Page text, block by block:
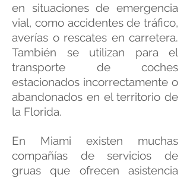
en situaciones de emergencia
vial, como accidentes de tráfico,
averías o rescates en carretera.
También se utilizan para el
transporte de coches
estacionados incorrectamente o
abandonados en el territorio de
la Florida.
En Miami existen muchas
compañías de servicios de
gruas que ofrecen asistencia